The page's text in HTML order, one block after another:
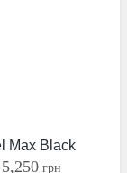
Max Black
5,250 грн